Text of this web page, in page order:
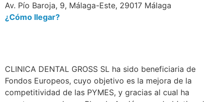
Av. Pío Baroja, 9, Málaga-Este, 29017 Málaga
¿Cómo llegar?
CLINICA DENTAL GROSS SL ha sido beneficiaria de
Fondos Europeos, cuyo objetivo es la mejora de la
competitividad de las PYMES, y gracias al cual ha